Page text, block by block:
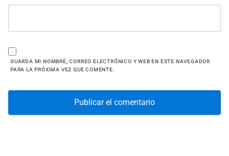
GUARDA MI NOMBRE, CORREO ELECTRÓNICO Y WEB EN ESTE NAVEGADOR
PARA LA PRÓXIMA VEZ QUE COMENTE.